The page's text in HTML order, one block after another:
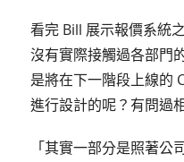
看完 Bill 展示報價系統
沒有實際接觸過各部門
是將在下一階段上線的
進行設計的呢？有問過
「其實一部分是照著